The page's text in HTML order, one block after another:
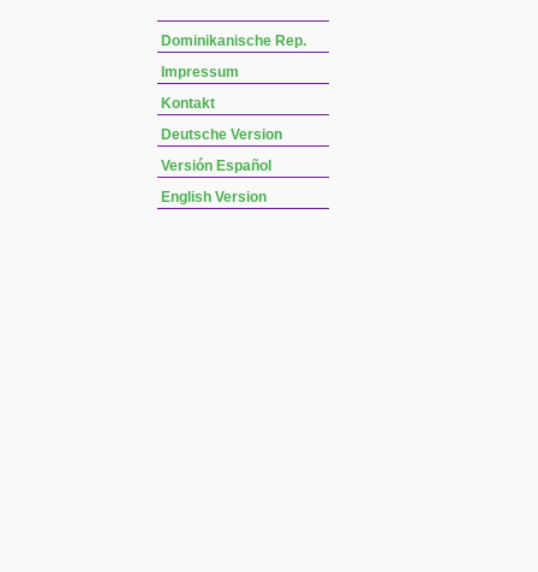
Dominikanische Rep.
Impressum
Kontakt
Deutsche Version
Versión Español
English Version